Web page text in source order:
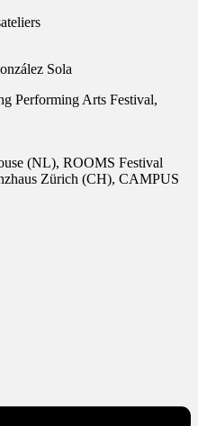
Sola
Performing Arts Festival,
(NL), ROOMS Festival
Zürich (CH), CAMPUS